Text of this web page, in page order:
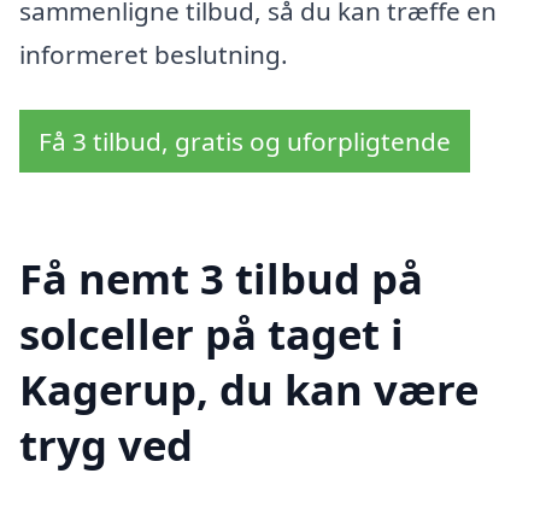
sammenligne tilbud, så du kan træffe en
informeret beslutning.
Få 3 tilbud, gratis og uforpligtende
Få nemt 3 tilbud på
solceller på taget i
Kagerup, du kan være
tryg ved